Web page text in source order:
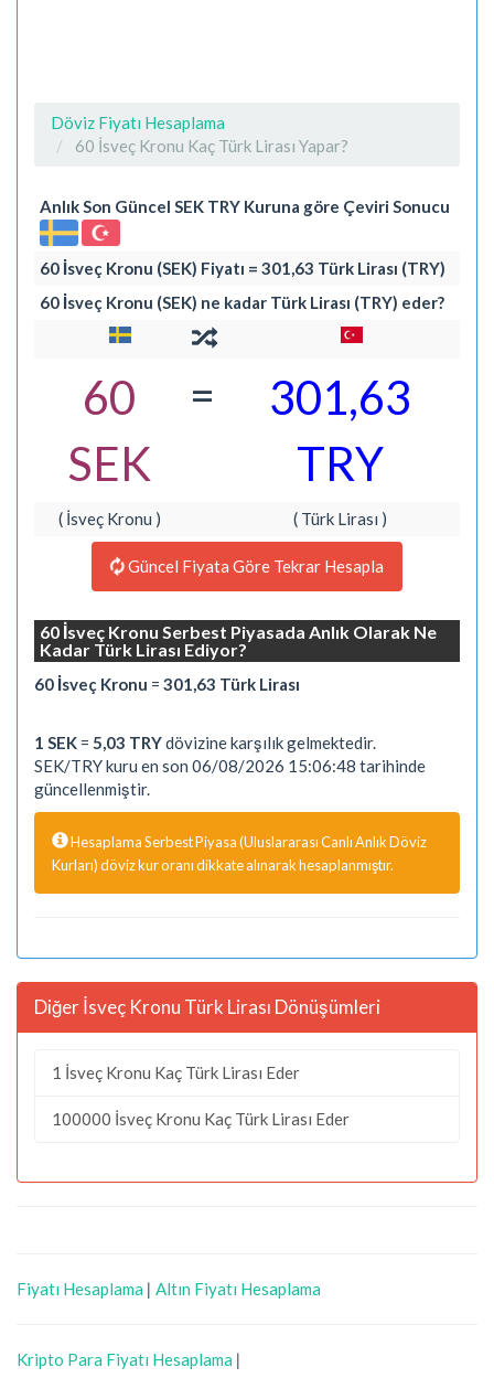
Döviz Fiyatı Hesaplama
60 İsveç Kronu Kaç Türk Lirası Yapar?
Anlık Son Güncel SEK TRY Kuruna göre Çeviri Sonucu
60 İsveç Kronu (SEK) Fiyatı = 301,63 Türk Lirası (TRY)
60 İsveç Kronu (SEK) ne kadar Türk Lirası (TRY) eder?
60
SEK
=
301,63
TRY
( İsveç Kronu ) ( Türk Lirası )
Güncel Fiyata Göre Tekrar Hesapla
60 İsveç Kronu Serbest Piyasada Anlık Olarak Ne
Kadar Türk Lirası Ediyor?
60 İsveç Kronu = 301,63 Türk Lirası
1 SEK = 5,03 TRYdövizine karşılık gelmektedir.
SEK/TRY kuru en son 06/08/2026 15:06:48 tarihinde
güncellenmiştir.
Hesaplama Serbest Piyasa (Uluslararası Canlı Anlık Döviz
Kurları) döviz kur oranı dikkate alınarak hesaplanmıştır.
Diğer İsveç Kronu Türk Lirası Dönüşümleri
1 İsveç Kronu Kaç Türk Lirası Eder
100000 İsveç Kronu Kaç Türk Lirası Eder
Fiyatı Hesaplama | Altın Fiyatı Hesaplama
Kripto Para Fiyatı Hesaplama |